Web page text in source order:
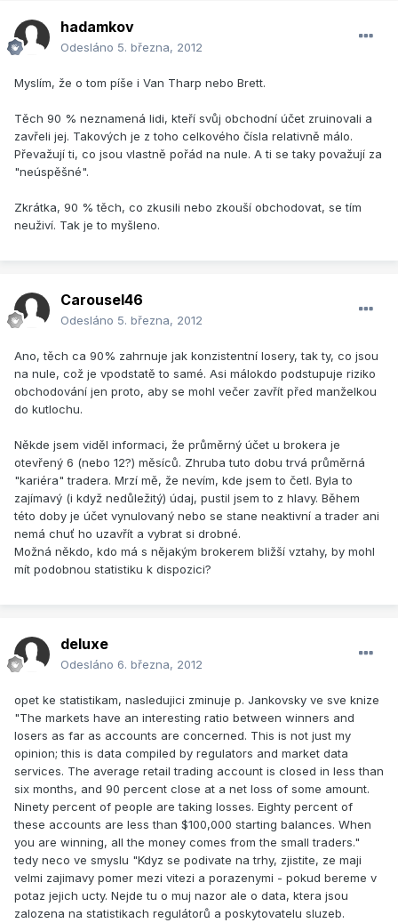
hadamkov
Odesláno 5. března, 2012
Myslím, že o tom píše i Van Tharp nebo Brett.
Těch 90 % neznamená lidi, kteří svůj obchodní účet zruinovali a
zavřeli jej. Takových je z toho celkového čísla relativně málo.
Převažují ti, co jsou vlastně pořád na nule. A ti se taky považují za
"neúspěšné".
Zkrátka, 90 % těch, co zkusili nebo zkouší obchodovat, se tím
neuživí. Tak je to myšleno.
Carousel46
Odesláno 5. března, 2012
Ano, těch ca 90% zahrnuje jak konzistentní losery, tak ty, co jsou
na nule, což je vpodstatě to samé. Asi málokdo podstupuje riziko
obchodování jen proto, aby se mohl večer zavřít před manželkou
do kutlochu.
Někde jsem viděl informaci, že průměrný účet u brokera je
otevřený 6 (nebo 12?) měsíců. Zhruba tuto dobu trvá průměrná
"kariéra" tradera. Mrzí mě, že nevím, kde jsem to četl. Byla to
zajímavý (i když nedůležitý) údaj, pustil jsem to z hlavy. Během
této doby je účet vynulovaný nebo se stane neaktivní a trader ani
nemá chuť ho uzavřít a vybrat si drobné.
Možná někdo, kdo má s nějakým brokerem bližší vztahy, by mohl
mít podobnou statistiku k dispozici?
deluxe
Odesláno 6. března, 2012
opet ke statistikam, nasledujici zminuje p. Jankovsky ve sve knize
"The markets have an interesting ratio between winners and
losers as far as accounts are concerned. This is not just my
opinion; this is data compiled by regulators and market data
services. The average retail trading account is closed in less than
six months, and 90 percent close at a net loss of some amount.
Ninety percent of people are taking losses. Eighty percent of
these accounts are less than $100,000 starting balances. When
you are winning, all the money comes from the small traders."
tedy neco ve smyslu "Kdyz se podivate na trhy, zjistite, ze maji
velmi zajimavy pomer mezi vitezi a porazenymi - pokud bereme v
potaz jejich ucty. Nejde tu o muj nazor ale o data, ktera jsou
zalozena na statistikach regulátorů a poskytovatelu sluzeb.